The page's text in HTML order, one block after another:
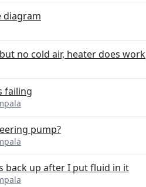
diagram
no cold air, heater does work
failing
pump?
back up after I put fluid in it